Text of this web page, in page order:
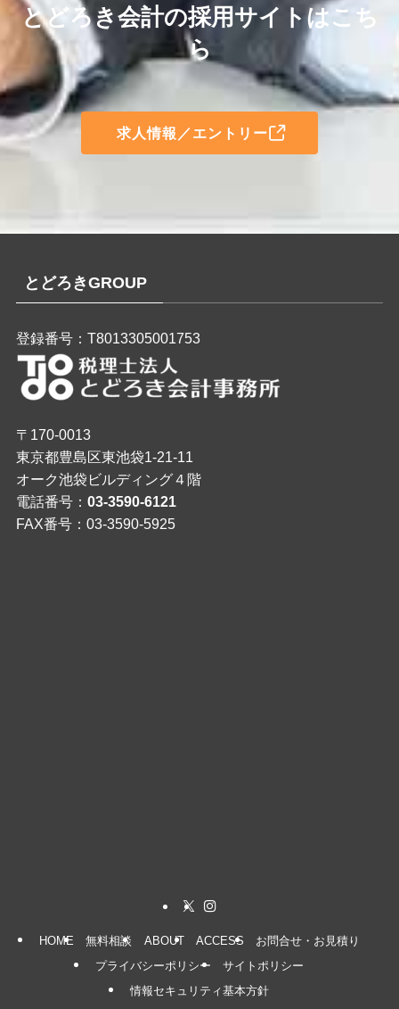
とどろき会計の採用サイトはこち
ら
求人情報／エントリー
とどろきGROUP
登録番号：T8013305001753
〒170-0013
東京都豊島区東池袋1-21-11
オーク池袋ビルディング４階
電話番号： 03-3590-6121
FAX番号：03-3590-5925
HOME 無料相談 ABOUT ACCESS
お問合せ・お見積り
プライバシーポリシー
サイトポリシー
情報セキュリティ基本方針